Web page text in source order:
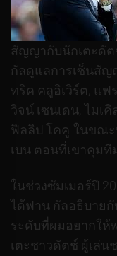
สัญญากับนักเตะดัต
กัลดูแลการเซ็นสั
ทริค คลูอิเวิร์ต, แฟ
วิจน์ เซนเดน, ไมเ
ฟิลลิป โคคู ในขณะ
เบน ตอนที่เขาคุมที
ในช่วงซัมเมอร์ปี
ได้ฟาน กัลอธิบายกั
ระดับที่ผมอยากให้
เตะชาวดัตช์ ผู้เล่